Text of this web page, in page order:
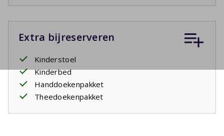
Extra bijreserveren
Kinderstoel
Kinderbed
Handdoekenpakket
Theedoekenpakket